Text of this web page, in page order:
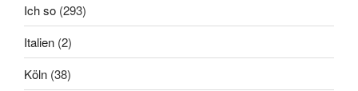
Ich so (293)
Italien (2)
Köln (38)